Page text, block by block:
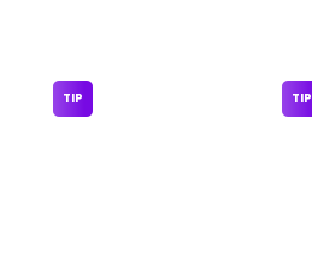
TIP TIP